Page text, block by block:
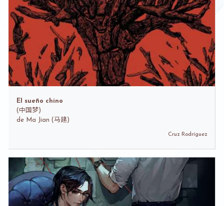
El sueño chino
(中国梦)
de Ma Jian (马建)
Cruz Rodríguez